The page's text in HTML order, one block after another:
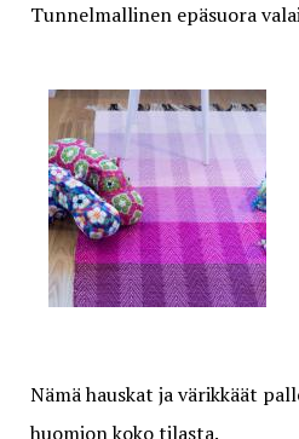
Tunnelmallinen epäsuora
Nämä hauskat ja värikkäät
huomion koko tilasta.